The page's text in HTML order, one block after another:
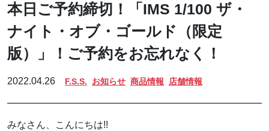
本日ご予約締切！「IMS 1/100 ザ・
ナイト・オブ・ゴールド（限定
版）」！ご予約をお忘れなく！
2022.04.26 F.S.S. お知らせ 商品情報 店舗情報
みなさん、こんにちは!!